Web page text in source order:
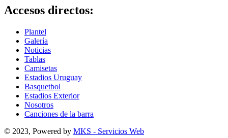
Accesos directos:
Plantel
Galería
Noticias
Tablas
Camisetas
Estadios Uruguay
Basquetbol
Estadios Exterior
Nosotros
Canciones de la barra
© 2023, Powered by MKS - Servicios Web